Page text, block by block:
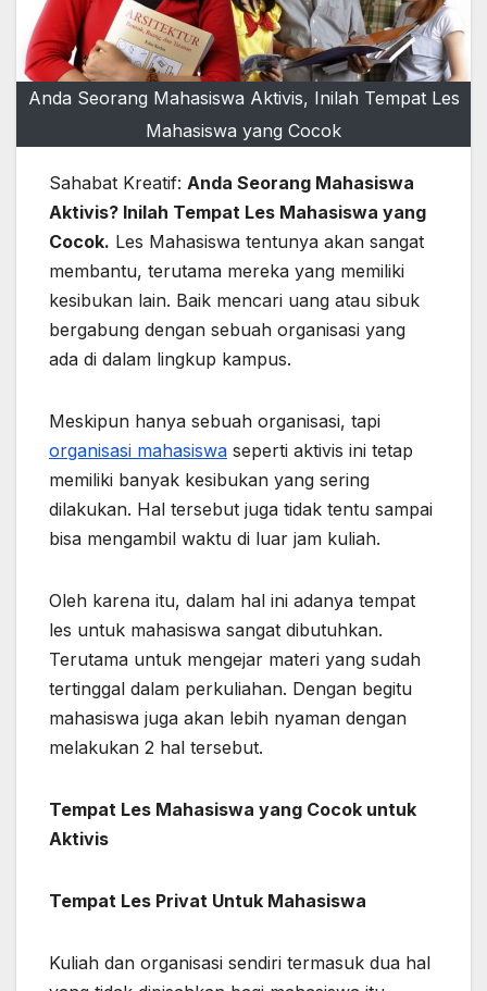
Anda Seorang Mahasiswa Aktivis, Inilah Tempat Les
Mahasiswa yang Cocok
Sahabat Kreatif: Anda Seorang Mahasiswa
Aktivis? Inilah Tempat Les Mahasiswa yang
Cocok. Les Mahasiswa tentunya akan sangat
membantu, terutama mereka yang memiliki
kesibukan lain. Baik mencari uang atau sibuk
bergabung dengan sebuah organisasi yang
ada di dalam lingkup kampus.
Meskipun hanya sebuah organisasi, tapi
organisasi mahasiswa seperti aktivis ini tetap
memiliki banyak kesibukan yang sering
dilakukan. Hal tersebut juga tidak tentu sampai
bisa mengambil waktu di luar jam kuliah.
Oleh karena itu, dalam hal ini adanya tempat
les untuk mahasiswa sangat dibutuhkan.
Terutama untuk mengejar materi yang sudah
tertinggal dalam perkuliahan. Dengan begitu
mahasiswa juga akan lebih nyaman dengan
melakukan 2 hal tersebut.
Tempat Les Mahasiswa yang Cocok untuk
Aktivis
Tempat Les Privat Untuk Mahasiswa
Kuliah dan organisasi sendiri termasuk dua hal